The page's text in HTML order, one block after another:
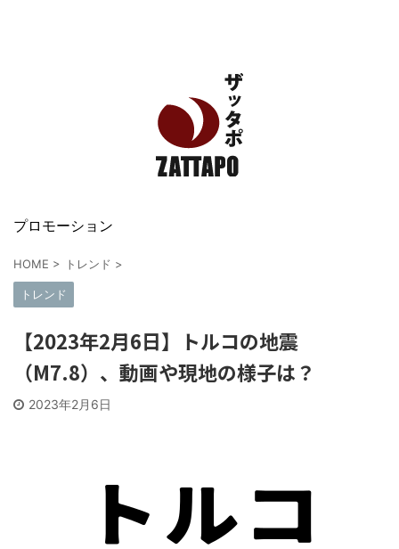
プロモーション
HOME > トレンド >
トレンド
【2023年2月6日】トルコの地震
（M7.8）、動画や現地の様子は？
2023年2月6日